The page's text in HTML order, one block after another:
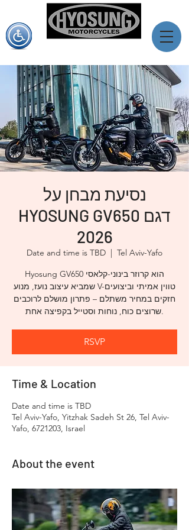
נסיעת מבחן על
HYOSUNG GV650 דגם
2026
Date and time is TBD
  |
Tel Aviv-Yafo
Hyosung GV650 הוא קרוזר בינוני-קלאסי
שמביא עיצוב נועז, מנוע V-טווין אמיתי וביצועים
חזקים במחיר משתלם – פתרון מושלם לרוכבים
שרוצים כוח, נוחות וסטייל בקפיצה אחת.
RSVP
Time & Location
Date and time is TBD
Tel Aviv-Yafo, Yitzhak Sadeh St 26, Tel Aviv-
Yafo, 6721203, Israel
About the event